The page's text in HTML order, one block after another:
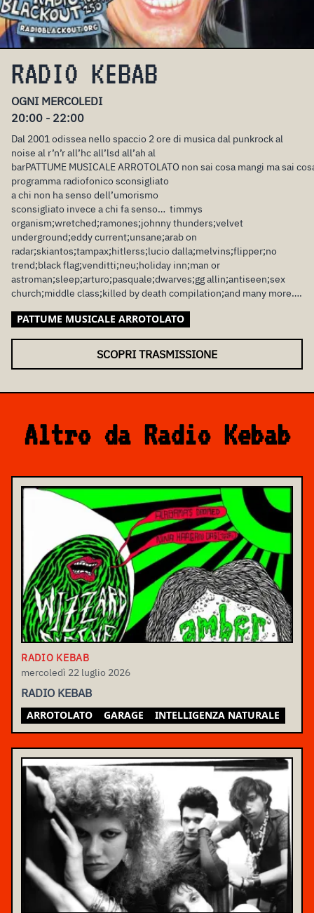
RADIO KEBAB
OGNI MERCOLEDI
20:00 - 22:00
Dal 2001 odissea nello spaccio 2 ore di musica dal punkrock al
noise al r’n’r all’hc all’lsd all’ah al
barPATTUME MUSICALE ARROTOLATO non sai cosa mangi ma
programma radiofonico sconsigliato
a chi non ha senso dell’umorismo
sconsigliato invece a chi fa senso… timmys
organism;wretched;ramones;johnny thunders;velvet
underground;eddy current;unsane;arab on
radar;skiantos;tampax;hitlerss;lucio dalla;melvins;flipper;no
trend;black flag;venditti;neu;holiday inn;man or
astroman;sleep;arturo;pasquale;dwarves;gg allin;antiseen;sex
church;middle class;killed by death compilation;and many more….
PATTUME MUSICALE ARROTOLATO
SCOPRI TRASMISSIONE
Altro da Radio Kebab
RADIO KEBAB
mercoledì 22 luglio 2026
RADIO KEBAB
ARROTOLATO GARAGE INTELLIGENZA NATURALE